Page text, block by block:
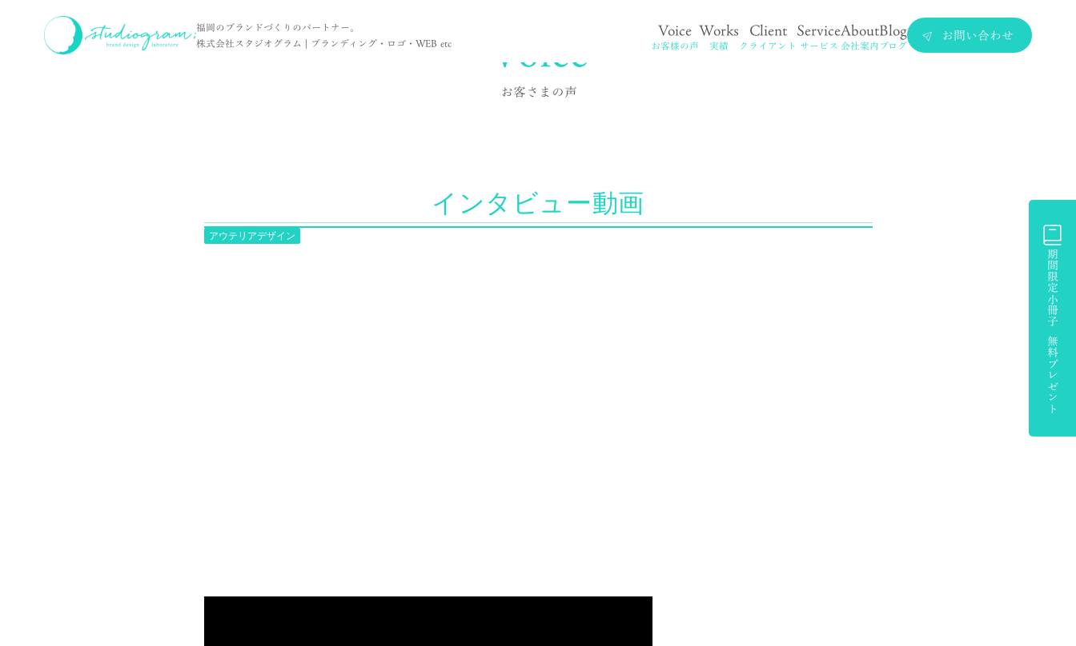
福岡のブランドづくりのパートナー。
株式会社スタジオグラム | ブランディング・ロゴ・WEB etc
Voice
お客様の声
Works
実績
Client
クライアント
Service
サービス
About
会社案内
Blog
ブログ お問い合わせ
ホーム Voice
お客さまの声
インタビュー動画
アウテリアデザイン
期間限定小冊子 無料プレゼント